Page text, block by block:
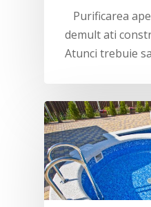
Purificarea
demult ati
Atunci trebuie